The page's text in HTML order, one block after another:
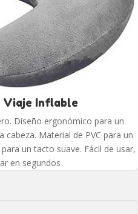
Viaje Inflable
Diseño ergonómico para un
Material de PVC para un
un tacto suave. Fácil de usar,
en segundos